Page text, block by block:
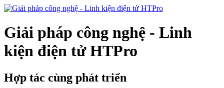
Giải pháp công nghệ - Linh
kiện điện tử HTPro
Hợp tác cùng phát triển